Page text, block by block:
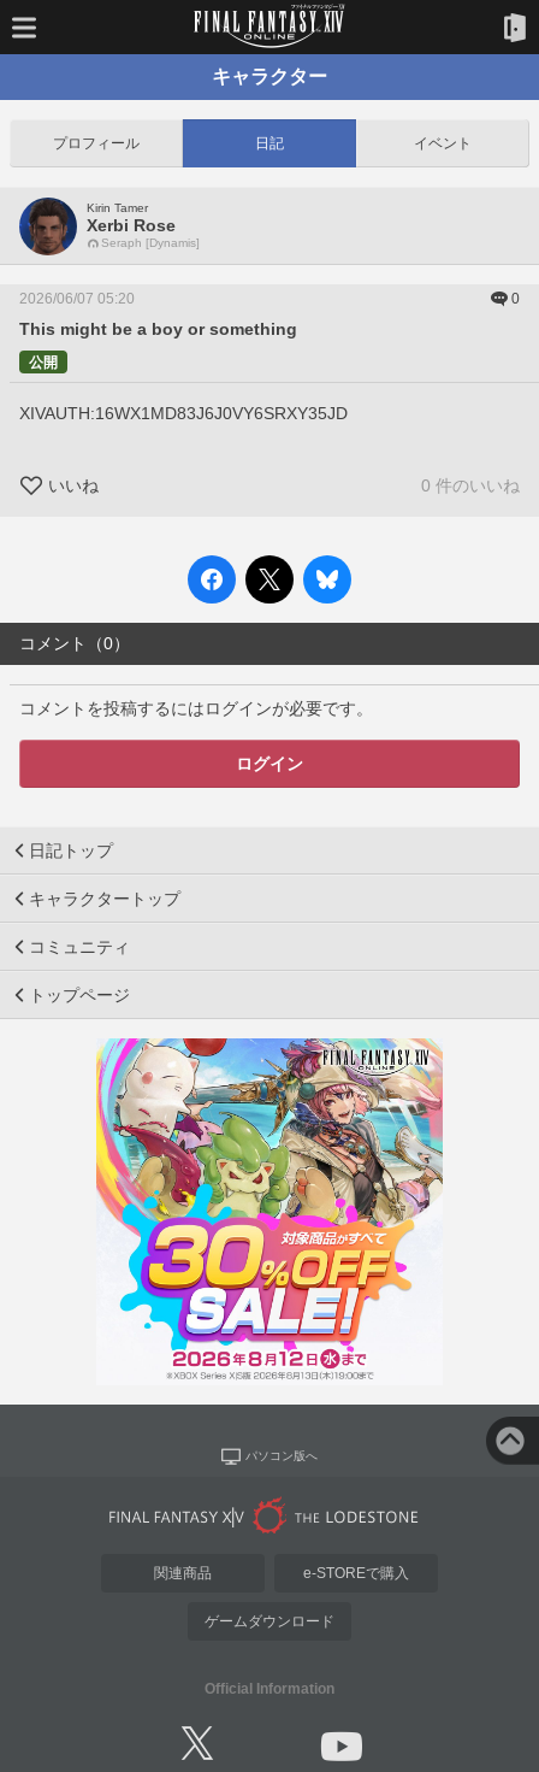
キャラクター
プロフィール 日記 イベント
Kirin Tamer
Xerbi Rose
Seraph [Dynamis]
2026/06/07 05:20 0
This might be a boy or something
公開
XIVAUTH:16WX1MD83J6J0VY6SRXY35JD
いいね 0 件のいいね
コメント（0）
コメントを投稿するにはログインが必要です。
ログイン
日記トップ
キャラクタートップ
コミュニティ
トップページ
パソコン版へ
関連商品 e-STOREで購入
ゲームダウンロード
Official Information